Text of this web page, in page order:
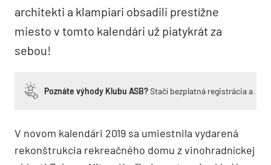
architekti a klampiari obsadili prestížne
miesto v tomto kalendári už piatykrát za
sebou!
Poznáte výhody Klubu ASB?Stačí bezplatná registrácia a
V novom kalendári 2019 sa umiestnila vydarená
rekonštrukcia rekreačného domu z vinohradníckej